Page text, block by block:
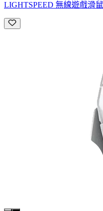
LIGHTSPEED 無線遊戲滑鼠